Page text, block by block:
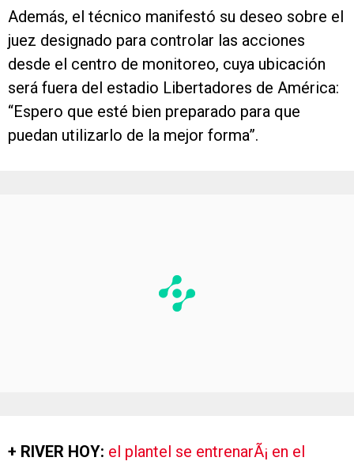
Además, el técnico manifestó su deseo sobre el
juez designado para controlar las acciones
desde el centro de monitoreo, cuya ubicación
será fuera del estadio Libertadores de América:
“Espero que esté bien preparado para que
puedan utilizarlo de la mejor forma”.
+ RIVER HOY: el plantel se entrenarÃ¡ en el